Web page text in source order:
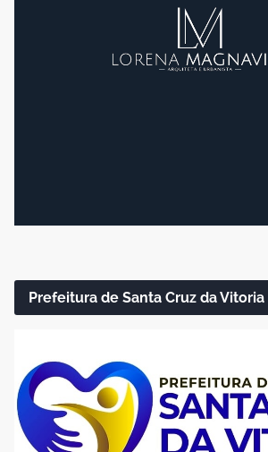
Prefeitura de Santa Cruz da Vitoria